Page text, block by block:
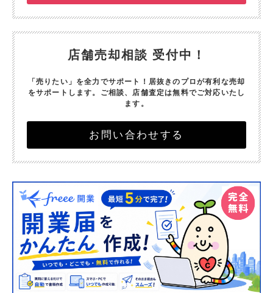
店舗売却相談 受付中！
「売りたい」を全力でサポート！ 居抜きのプロが有利な売却
をサポートします。 ご相談、店舗査定は無料でご対応いたし
ます。
お問い合わせする